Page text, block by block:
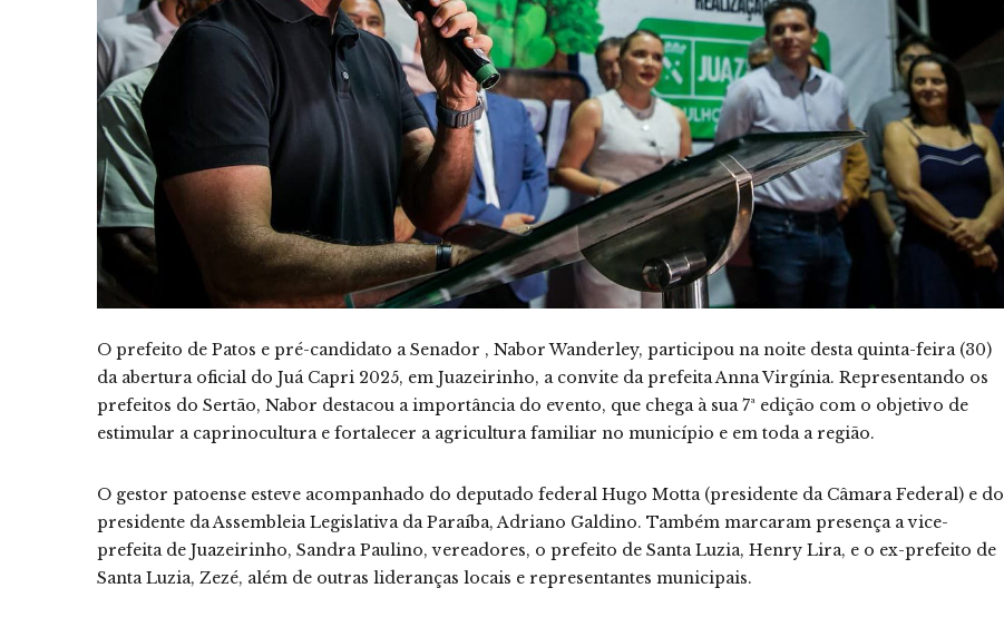
O prefeito de Patos e pré-candidato a Senador , Nabor Wanderley, participou na noite desta quinta-feira (30)
da abertura oficial do Juá Capri 2025, em Juazeirinho, a convite da prefeita Anna Virgínia. Representando os
prefeitos do Sertão, Nabor destacou a importância do evento, que chega à sua 7ª edição com o objetivo de
estimular a caprinocultura e fortalecer a agricultura familiar no município e em toda a região.
O gestor patoense esteve acompanhado do deputado federal Hugo Motta (presidente da Câmara Federal) e do
presidente da Assembleia Legislativa da Paraíba, Adriano Galdino. Também marcaram presença a vice-
prefeita de Juazeirinho, Sandra Paulino, vereadores, o prefeito de Santa Luzia, Henry Lira, e o ex-prefeito de
Santa Luzia, Zezé, além de outras lideranças locais e representantes municipais.